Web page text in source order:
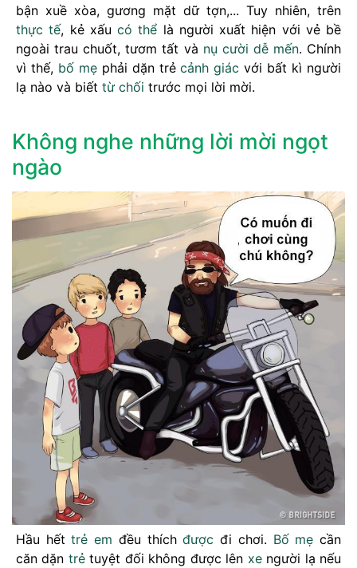
bận xuề xòa, gương mặt dữ tợn,... Tuy nhiên, trên
thực tế, kẻ xấu có thể là người xuất hiện với vẻ bề
ngoài trau chuốt, tươm tất và nụ cười dễ mến. Chính
vì thế, bố mẹphải dặn trẻcảnh giác với bất kì người
lạ nào và biết từ chối trước mọi lời mời.
Không nghe những lời mời ngọt
ngào
Hầu hếttrẻ em đều thíchđược đi chơi. Bố mẹ cần
căn dặn trẻtuyệt đối không được lên xengười lạ nếu